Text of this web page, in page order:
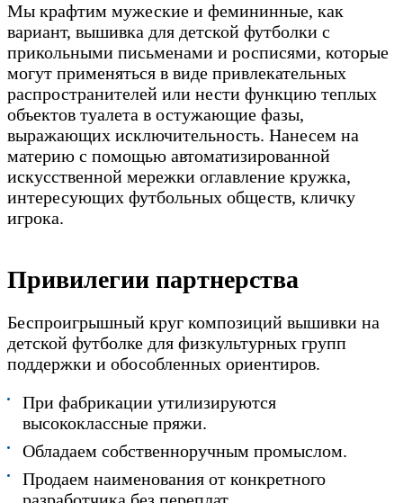
Мы крафтим мужеские и фемининные, как
вариант, вышивка для детской футболки с
прикольными письменами и росписями, которые
могут применяться в виде привлекательных
распространителей или нести функцию теплых
объектов туалета в остужающие фазы,
выражающих исключительность. Нанесем на
материю с помощью автоматизированной
искусственной мережки оглавление кружка,
интересующих футбольных обществ, кличку
игрока.
Привилегии партнерства
Беспроигрышный круг композиций вышивки на
детской футболке для физкультурных групп
поддержки и обособленных ориентиров.
При фабрикации утилизируются
высококлассные пряжи.
Обладаем собственноручным промыслом.
Продаем наименования от конкретного